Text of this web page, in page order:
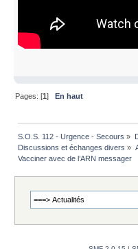
Pages: [1]En haut
S.O.S. 112 - Urgence - Secours »
Discussions et échanges divers »
Vacciner avec de l’ARN messager